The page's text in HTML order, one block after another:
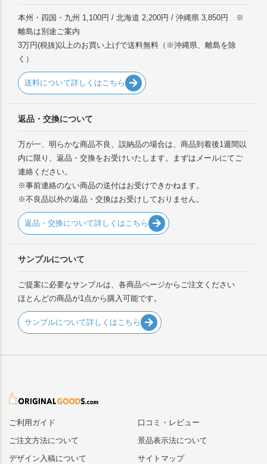
本州・四国・九州 1,100円 / 北海道 2,200円 / 沖縄県 3,850円 ※
離島は別途ご案内
3万円(税抜)以上のお買い上げで送料無料（※沖縄県、離島を除
く）
送料について詳しくはこちら
返品・交換について
万が一、明らかな商品不良、誤納品の場合は、商品到着後1週間以
内に限り、返品・交換をお受けいたします。まずはメールにてご
連絡ください。
※事前連絡のない商品の送付はお受けできかねます。
※不良品以外の返品・交換はお受けしておりません。
返品・交換について詳しくはこちら
サンプルについて
ご提案に必要なサンプルは、各商品ページからご注文ください
ほとんどの商品が1点から購入可能です。
サンプルについて詳しくはこちら
ご利用ガイド
ご注文方法について
デザイン入稿について
口コミ・レビュー
景品表示法について
サイトマップ